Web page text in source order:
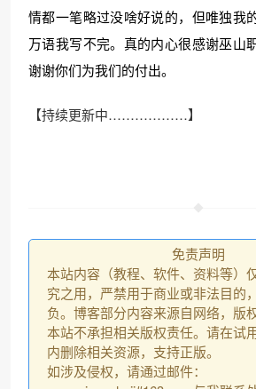
情都一笔略过没啥好说的，但唯独我
万语我写不完。真的内心很感谢巫山
谢谢你们为我们的付出。
【持续更新中………………】
免责声明
本站内容（教程、软件、资料等）
究之用，严禁用于商业或非法目的
负。博客部分内容来源自网络，版
本站不承担相关版权责任。请在试
内删除相关资源，支持正版。
如涉及侵权，请通过邮件：